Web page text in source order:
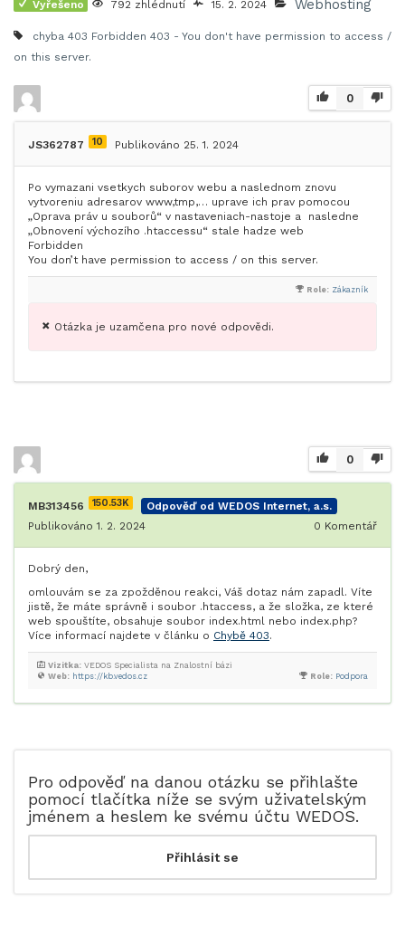
Vyřešeno 792 zhlédnutí 15. 2. 2024 Webhosting
chyba 403 Forbidden 403 - You don't have permission to access /
on this server.
0
JS362787 10 Publikováno 25. 1. 2024
Po vymazani vsetkych suborov webu a naslednom znovu
vytvoreniu adresarov www,tmp,… uprave ich prav pomocou
„Oprava práv u souborů“ v nastaveniach-nastoje a nasledne
„Obnovení výchozího .htaccessu“ stale hadze web
Forbidden
You don’t have permission to access / on this server.
Role: Zákazník
Otázka je uzamčena pro nové odpovědi.
0
MB313456 150.53K
Odpověď od WEDOS Internet, a.s.
Publikováno 1. 2. 2024
0 Komentář
Dobrý den,
omlouvám se za zpožděnou reakci, Váš dotaz nám zapadl. Víte
jistě, že máte správně i soubor .htaccess, a že složka, ze které
web spouštíte, obsahuje soubor index.html nebo index.php?
Více informací najdete v článku o Chybě 403.
Role: Podpora
Web: https://kb.vedos.cz
Vizitka: VEDOS Specialista na Znalostní bázi
Pro odpověď na danou otázku se přihlašte
pomocí tlačítka níže se svým uživatelským
jménem a heslem ke svému účtu WEDOS.